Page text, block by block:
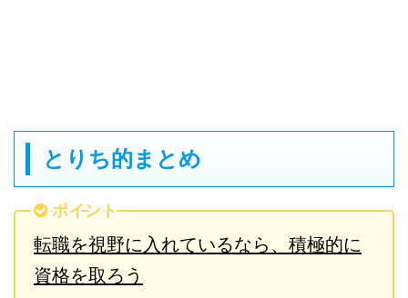
とりち的まとめ
ポイント
転職を視野に入れているなら、積極的に
資格を取ろう